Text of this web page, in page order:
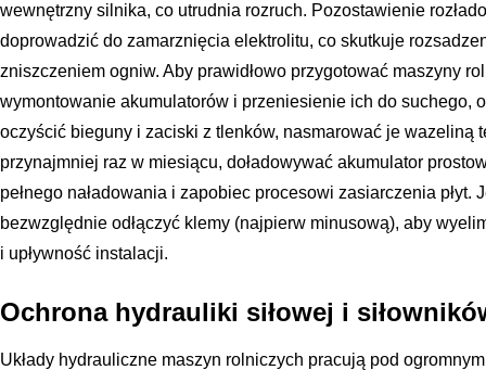
wewnętrzny silnika, co utrudnia rozruch. Pozostawienie
doprowadzić do zamarznięcia elektrolitu, co skutkuje
zniszczeniem ogniw. Aby prawidłowo przygotować maszyny
wymontowanie akumulatorów i przeniesienie ich do suchego,
oczyścić bieguny i zaciski z tlenków, nasmarować je wazeliną
przynajmniej raz w miesiącu, doładowywać akumulator
pełnego naładowania i zapobiec procesowi zasiarczenia
bezwzględnie odłączyć klemy (najpierw minusową), aby
i upływność instalacji.
Ochrona hydrauliki siłowej i
Układy hydrauliczne maszyn rolniczych pracują pod